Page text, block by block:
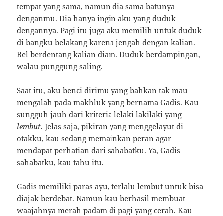
tempat yang sama, namun dia sama batunya
denganmu.Dia hanya ingin aku yang duduk
dengannya.Pagi itu juga aku memilih untuk duduk
di bangku belakang karena jengah dengan kalian.
Bel berdentang kalian diam.Duduk berdampingan,
walau punggung saling.
Saat itu, aku benci dirimu yang bahkan tak mau
mengalah pada makhluk yang bernama Gadis.Kau
sungguh jauh dari kriteria lelaki lakilaki yang
lembut.Jelas saja, pikiran yang menggelayut di
otakku, kau sedang memainkan peran agar
mendapat perhatian dari sahabatku.Ya, Gadis
sahabatku, kau tahu itu.
Gadis memiliki paras ayu, terlalu lembut untuk bisa
diajak berdebat.Namun kau berhasil membuat
waajahnya merah padam di pagi yang cerah.Kau